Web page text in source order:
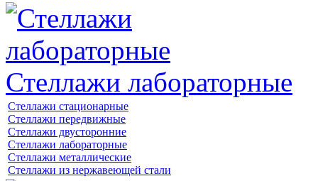
Стеллажи лабораторные
Стеллажи стационарные
Стеллажи передвижные
Стеллажи двусторонние
Стеллажи лабораторные
Стеллажи металлические
Стеллажи из нержавеющей стали